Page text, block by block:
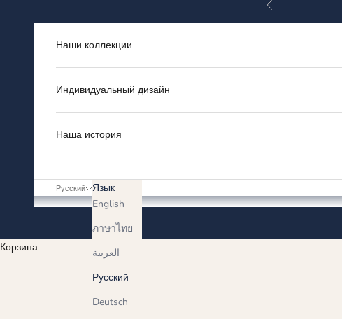
Назад
Наши коллекции
Индивидуальный дизайн
Наша история
Русский
Язык
English
ภาษาไทย
العربية
Русский
Deutsch
Корзина